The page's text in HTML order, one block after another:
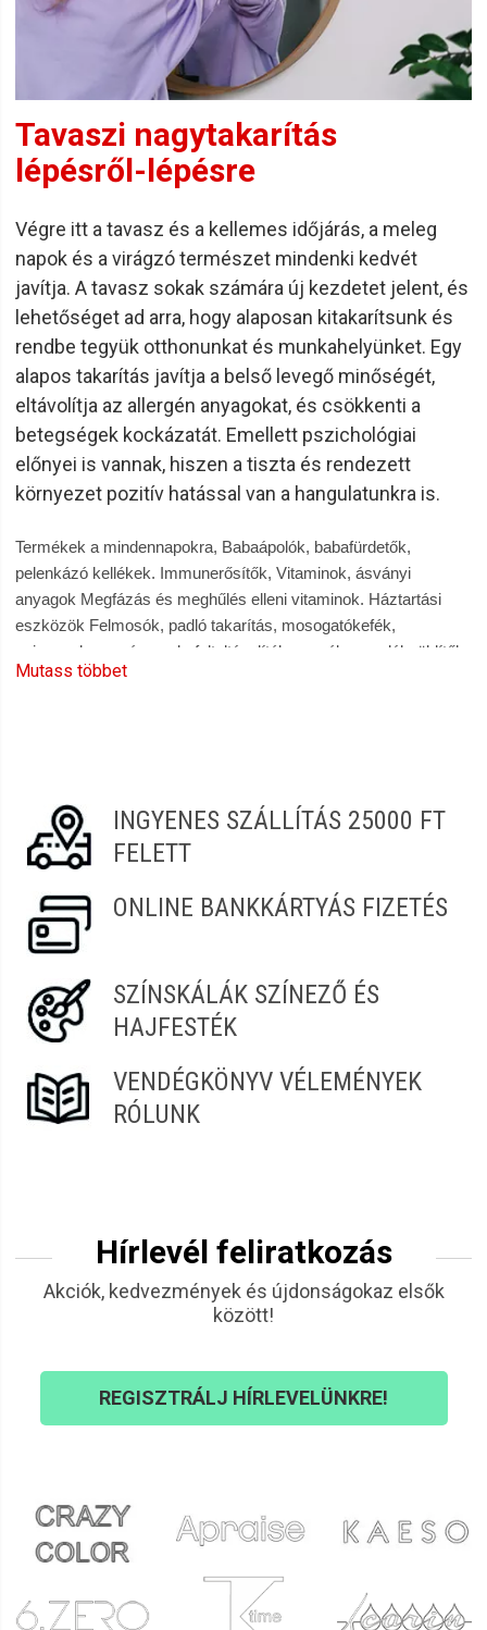
Tavaszi nagytakarítás
lépésről-lépésre
Végre itt a tavasz és a kellemes időjárás, a meleg
napok és a virágzó természet mindenki kedvét
javítja. A tavasz sokak számára új kezdetet jelent, és
lehetőséget ad arra, hogy alaposan kitakarítsunk és
rendbe tegyük otthonunkat és munkahelyünket. Egy
alapos takarítás javítja a belső levegő minőségét,
eltávolítja az allergén anyagokat, és csökkenti a
betegségek kockázatát. Emellett pszichológiai
előnyei is vannak, hiszen a tiszta és rendezett
környezet pozitív hatással van a hangulatunkra is.
Termékek a mindennapokra, Babaápolók, babafürdetők,
pelenkázó kellékek. Immunerősítők, Vitaminok, ásványi
anyagok Megfázás és meghűlés elleni vitaminok. Háztartási
eszközök Felmosók, padló takarítás, mosogatókefék,
szivacsok, mosószerek, folteltávolítók, mosókapszulák, öblítők.
Konyhai törlőkendő, szemeteszsák. Szobai Illatosítók,
tisztítószerek, bútorápolók, vízkőoldók, háztartási
fertőtlenítőszerek, Padló ápolók, szőnyegtisztítók,
szőnyegápolók. Rovarriasztók, rovarírtók. 100%-os vásárlói
Szépségcikk webáruházban |szepsegcikk.hu
Mutass többet
INGYENES SZÁLLÍTÁS 25000 FT
FELETT
ONLINE BANKKÁRTYÁS FIZETÉS
SZÍNSKÁLÁK SZÍNEZŐ ÉS
HAJFESTÉK
VENDÉGKÖNYV VÉLEMÉNYEK
RÓLUNK
Hírlevél feliratkozás
Akciók, kedvezmények és újdonságokaz elsők
között!
REGISZTRÁLJ HÍRLEVELÜNKRE!